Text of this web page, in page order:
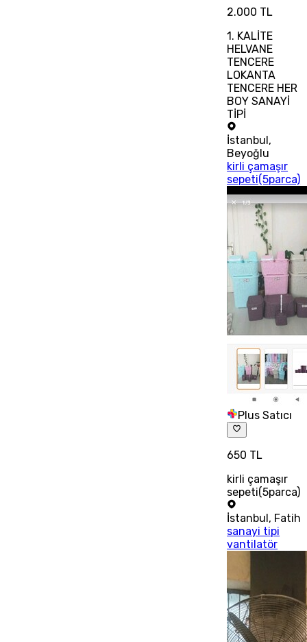
2.000 TL
1. KALİTE
HELVANE
TENCERE
LOKANTA
TENCERE HER
BOY SANAYİ
TİPİ
İstanbul ,
Beyoğlu
kirli çamaşır
sepeti(5parca)
Plus Satıcı
650 TL
kirli çamaşır
sepeti(5parca)
İstanbul, Fatih
sanayi tipi
vantilatör